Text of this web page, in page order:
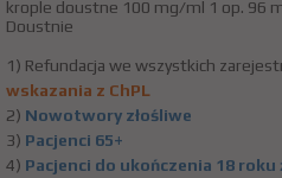
krople doustne 100 mg/ml 1 op. 96
Doustnie
1) Refundacja we wszystkich
wskazania z ChPL
2) Nowotwory złośliwe
3) Pacjenci 65+
4) Pacjenci do ukończenia 18 roku